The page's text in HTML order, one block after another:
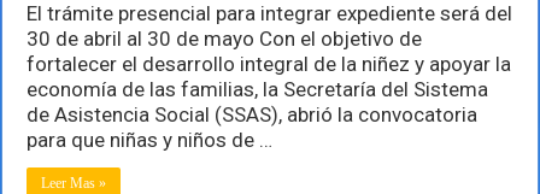
El trámite presencial para integrar expediente será del
30 de abril al 30 de mayo Con el objetivo de
fortalecer el desarrollo integral de la niñez y apoyar la
economía de las familias, la Secretaría del Sistema
de Asistencia Social (SSAS), abrió la convocatoria
para que niñas y niños de …
Leer Mas »